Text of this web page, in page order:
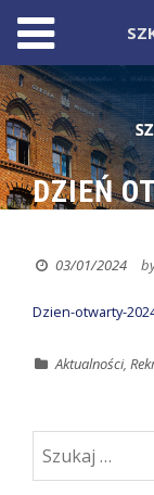
Skip
to
content
DZIEŃ
03/01/2024
Dzien-otwarty-
Aktualności,
Szukaj: